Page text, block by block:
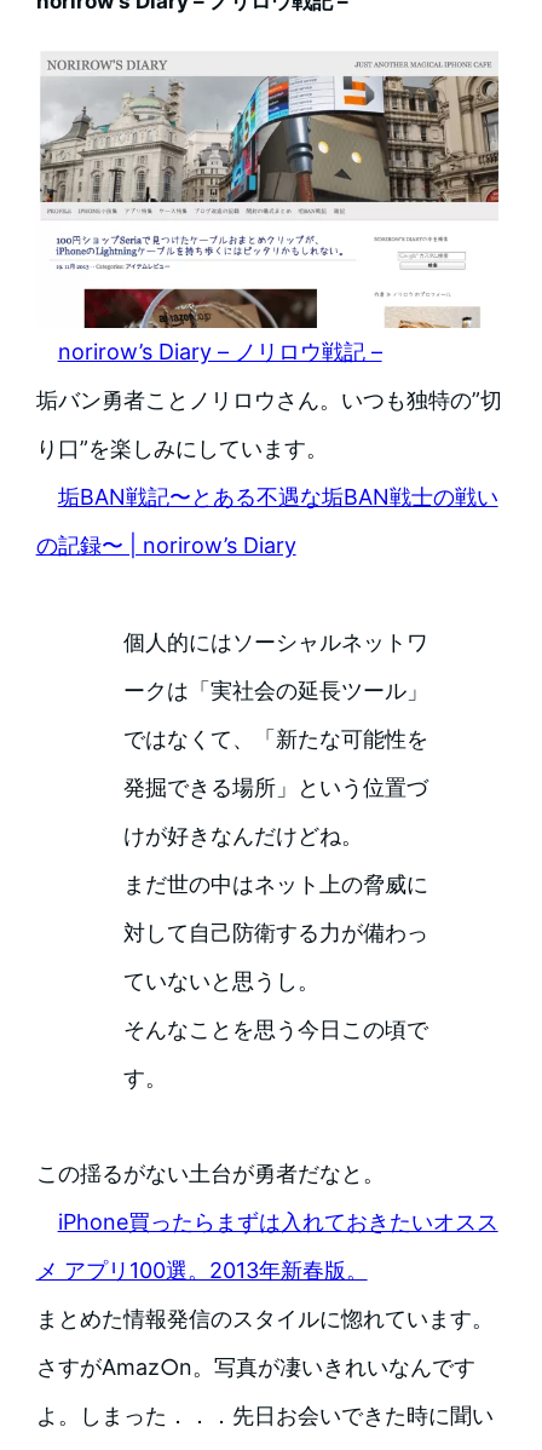
norirow’s Diary – ノリロウ戦記 –
垢バン勇者ことノリロウさん。いつも独特の”切
り口”を楽しみにしています。
垢BAN戦記〜とある不遇な垢BAN戦士の戦い
の記録〜 | norirow’s Diary
個人的にはソーシャルネットワ
ークは「実社会の延長ツール」
ではなくて、「新たな可能性を
発掘できる場所」という位置づ
けが好きなんだけどね。
まだ世の中はネット上の脅威に
対して自己防衛する力が備わっ
ていないと思うし。
そんなことを思う今日この頃で
す。
この揺るがない土台が勇者だなと。
iPhone買ったらまずは入れておきたいオスス
メ アプリ100選。2013年新春版。
まとめた情報発信のスタイルに惚れています。
さすがAmaz○n。写真が凄いきれいなんです
よ。しまった．．．先日お会いできた時に聞い